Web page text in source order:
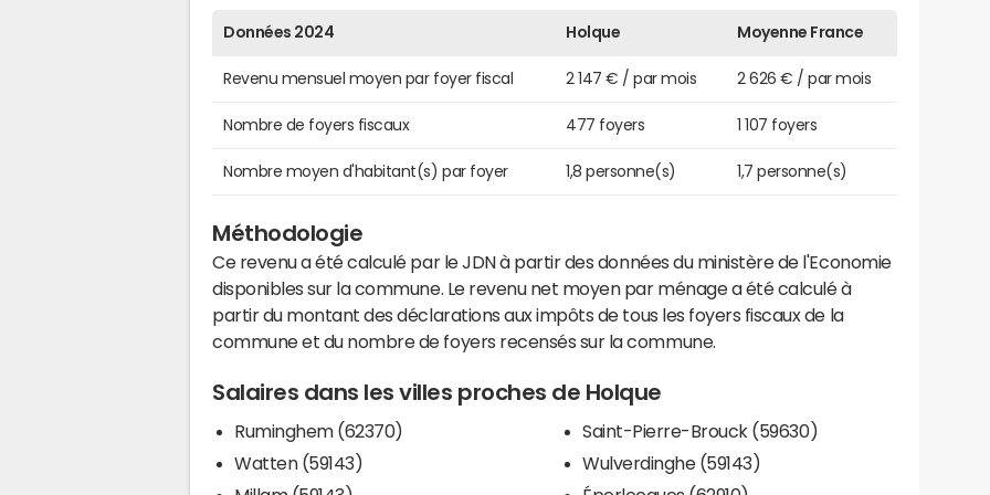
Données 2024 Holque Moyenne France
Revenu mensuel moyen par foyer fiscal 2 147 € / par mois 2 626 € / par mois
Nombre de foyers fiscaux 477 foyers 1 107 foyers
Nombre moyen d'habitant(s) par foyer 1,8 personne(s) 1,7 personne(s)
Méthodologie
Ce revenu a été calculé par le JDN à partir des données du ministère de l'Economie
disponibles sur la commune. Le revenu net moyen par ménage a été calculé à
partir du montant des déclarations aux impôts de tous les foyers fiscaux de la
commune et du nombre de foyers recensés sur la commune.
Salaires dans les villes proches de Holque
Ruminghem (62370)
Watten (59143)
Saint-Pierre-Brouck (59630)
Wulverdinghe (59143)